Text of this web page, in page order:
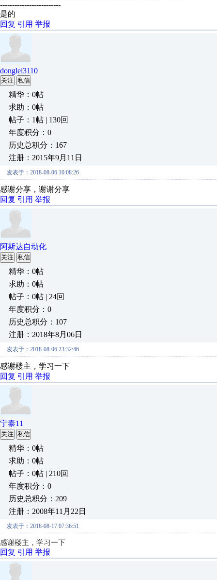
-------------------------
是的
回复 引用 举报
donglei3110
关注 私信
精华：0帖
求助：0帖
帖子：1帖 | 130回
年度积分：0
历史总积分：167
注册：2015年9月11日
发表于：2018-08-06 10:08:26
感谢分享，谢谢分享
回复 引用 举报
阿斯达自动化
关注 私信
精华：0帖
求助：0帖
帖子：0帖 | 24回
年度积分：0
历史总积分：107
注册：2018年8月06日
发表于：2018-08-06 23:32:46
感谢楼主，学习一下
回复 引用 举报
宁泰11
关注 私信
精华：0帖
求助：0帖
帖子：0帖 | 210回
年度积分：0
历史总积分：209
注册：2008年11月22日
发表于：2018-08-17 07:36:51
感谢楼主，学习一下
回复 引用 举报